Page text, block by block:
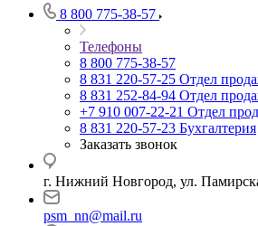
8 800 775-38-57
Телефоны
8 800 775-38-57
8 831 220-57-25 Отдел
8 831 252-84-94 Отдел
+7 910 007-22-21 Отдел
8 831 220-57-23 Бухгалтерия
Заказать звонок
г. Нижний Новгород, ул.
psm_nn@mail.ru